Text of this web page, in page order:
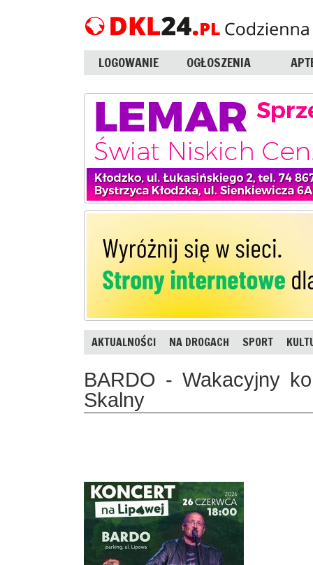
LOGOWANIE OGŁOSZENIA
AKTUALNOŚCI NA DROGACH SPORT
BARDO - Wakacyjny
Skalny